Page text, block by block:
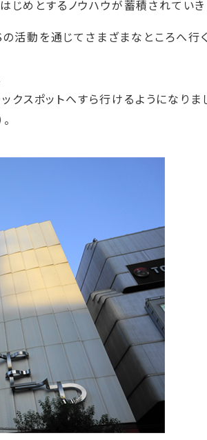
めとするノウハウが蓄積されていき
動を通じてさまざまなところへ行
スポットへすら行けるようになりま